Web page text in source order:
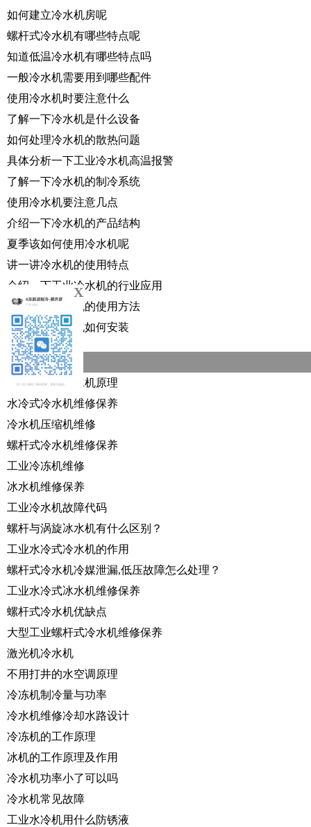
如何建立冷水机房呢
螺杆式冷水机有哪些特点呢
知道低温冷水机有哪些特点吗
一般冷水机需要用到哪些配件
使用冷水机时要注意什么
了解一下冷水机是什么设备
如何处理冷水机的散热问题
具体分析一下工业冷水机高温报警
了解一下冷水机的制冷系统
使用冷水机要注意几点
介绍一下冷水机的产品结构
夏季该如何使用冷水机呢
讲一讲冷水机的使用特点
介绍一下工业冷水机的行业应用
分析一下冷水机的使用方法
一般来说冷水机如何安装
相关推荐
水冷螺杆式冷水机原理
水冷式冷水机维修保养
冷水机压缩机维修
螺杆式冷水机维修保养
工业冷冻机维修
冰水机维修保养
工业冷水机故障代码
螺杆与涡旋冰水机有什么区别？
工业水冷式冷水机的作用
螺杆式冷水机冷媒泄漏,低压故障怎么处理？
工业水冷式冰水机维修保养
螺杆式冷水机优缺点
大型工业螺杆式冷水机维修保养
激光机冷水机
不用打井的水空调原理
冷冻机制冷量与功率
冷水机维修冷却水路设计
冷冻机的工作原理
冰机的工作原理及作用
冷水机功率小了可以吗
冷水机常见故障
工业水冷机用什么防锈液
X